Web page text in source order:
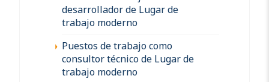
desarrollador de Lugar de
trabajo moderno
Puestos de trabajo como
consultor técnico de Lugar de
trabajo moderno